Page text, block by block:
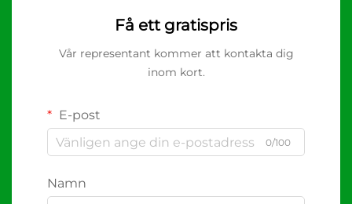
Få ett gratispris
Vår representant kommer att kontakta dig
inom kort.
E-post
0/100
Namn